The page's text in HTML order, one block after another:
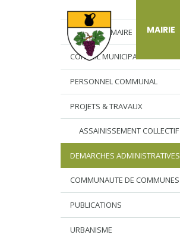
MAIRIE
L’EDITO DU MAIRE
CONSEIL MUNICIPAL
PERSONNEL COMMUNAL
PROJETS & TRAVAUX
ASSAINISSEMENT COLLECTIF
DEMARCHES ADMINISTRATIVES
COMMUNAUTE DE COMMUNES
PUBLICATIONS
URBANISME